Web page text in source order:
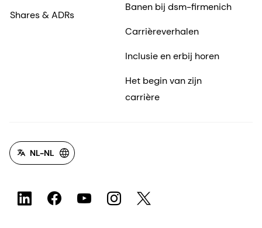
Shares & ADRs
Banen bij dsm-firmenich
Carrièreverhalen
Inclusie en erbij horen
Het begin van zijn
carrière
NL-NL